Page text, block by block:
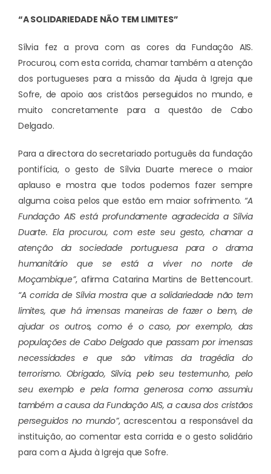
“A SOLIDARIEDADE NÃO TEM LIMITES”
Sílvia fez a prova com as cores da Fundação AIS.
Procurou, com esta corrida, chamar também a atenção
dos portugueses para a missão da Ajuda à Igreja que
Sofre, de apoio aos cristãos perseguidos no mundo, e
muito concretamente para a questão de Cabo
Delgado.
Para a directora do secretariado português da fundação
pontifícia, o gesto de Sílvia Duarte merece o maior
aplauso e mostra que todos podemos fazer sempre
alguma coisa pelos que estão em maior sofrimento. “A
Fundação AIS está profundamente agradecida a Sílvia
Duarte. Ela procurou, com este seu gesto, chamar a
atenção da sociedade portuguesa para o drama
humanitário que se está a viver no norte de
Moçambique”, afirma Catarina Martins de Bettencourt.
“A corrida de Sílvia mostra que a solidariedade não tem
limites, que há imensas maneiras de fazer o bem, de
ajudar os outros, como é o caso, por exemplo, das
populações de Cabo Delgado que passam por imensas
necessidades e que são vítimas da tragédia do
terrorismo. Obrigado, Sílvia, pelo seu testemunho, pelo
seu exemplo e pela forma generosa como assumiu
também a causa da Fundação AIS, a causa dos cristãos
perseguidos no mundo”, acrescentou a responsável da
instituição, ao comentar esta corrida e o gesto solidário
para com a Ajuda à Igreja que Sofre.